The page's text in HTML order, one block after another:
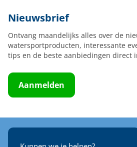
Nieuwsbrief
Ontvang maandelijks alles over de
watersportproducten, interessante
tips en de beste aanbiedingen direct
Aanmelden